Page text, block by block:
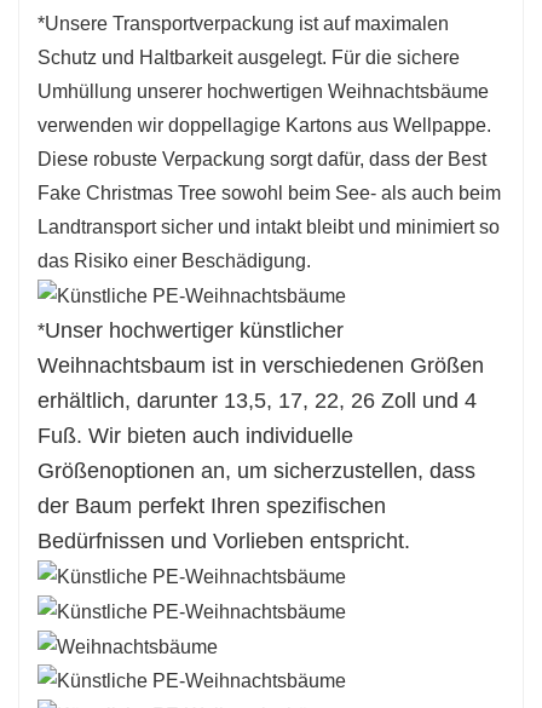
4.Anpassbare Ausführungen:Wählen Sie aus
einer Reihe von Veredelungen wie Schnee-
oder Eiseffekten, um das Erscheinungsbild des
Baumes individuell zu gestalten und Ihr
Urlaubsthema zu ergänzen.
5.Passgenaues Design:Mit seinen zahlreichen
Zweigspitzen verleiht dieser Baum ein volles
und natürliches Aussehen und eignet sich
perfekt zum Dekorieren mit Ihren
Lieblingsornamenten und -girlanden. Die
reichhaltigen PE-Zweige und die vielfältigen
Texturen machen es zur idealen Wahl, um in
jedem Raum eine gemütliche und festliche
Atmosphäre zu schaffen.
*Unsere Transportverpackung ist auf maximalen
Schutz und Haltbarkeit ausgelegt. Für die sichere
Umhüllung unserer hochwertigen Weihnachtsbäume
verwenden wir doppellagige Kartons aus Wellpappe.
Diese robuste Verpackung sorgt dafür, dass der Best
Fake Christmas Tree sowohl beim See- als auch beim
Landtransport sicher und intakt bleibt und minimiert so
das Risiko einer Beschädigung.
*Unser hochwertiger künstlicher
Weihnachtsbaum ist in verschiedenen Größen
erhältlich, darunter 13,5, 17, 22, 26 Zoll und 4
Fuß. Wir bieten auch individuelle
Größenoptionen an, um sicherzustellen, dass
der Baum perfekt Ihren spezifischen
Bedürfnissen und Vorlieben entspricht.